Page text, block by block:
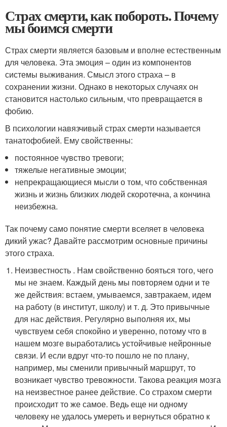
Страх смерти, как побороть. Почему
мы боимся смерти
Страх смерти является базовым и вполне естественным
для человека. Эта эмоция – один из компонентов
системы выживания. Смысл этого страха – в
сохранении жизни. Однако в некоторых случаях он
становится настолько сильным, что превращается в
фобию.
В психологии навязчивый страх смерти называется
танатофобией. Ему свойственны:
постоянное чувство тревоги;
тяжелые негативные эмоции;
непрекращающиеся мысли о том, что собственная
жизнь и жизнь близких людей скоротечна, а кончина
неизбежна.
Так почему само понятие смерти вселяет в человека
дикий ужас? Давайте рассмотрим основные причины
этого страха.
Неизвестность . Нам свойственно бояться того, чего
мы не знаем. Каждый день мы повторяем одни и те
же действия: встаем, умываемся, завтракаем, идем
на работу (в институт, школу) и т. д. Это привычные
для нас действия. Регулярно выполняя их, мы
чувствуем себя спокойно и уверенно, потому что в
нашем мозге выработались устойчивые нейронные
связи. И если вдруг что-то пошло не по плану,
например, мы сменили привычный маршрут, то
возникает чувство тревожности. Такова реакция мозга
на неизвестное ранее действие. Со страхом смерти
происходит то же самое. Ведь еще ни одному
человеку не удалось умереть и вернуться обратно к